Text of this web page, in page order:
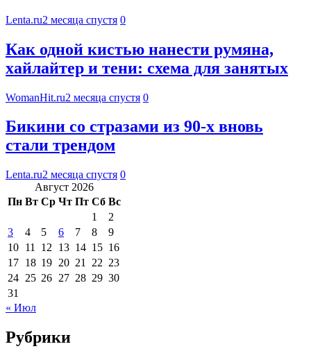
Lenta.ru2 месяца спустя 0
Как одной кистью нанести румяна,
хайлайтер и тени: схема для занятых
WomanHit.ru2 месяца спустя 0
Бикини со стразами из 90-х вновь
стали трендом
Lenta.ru2 месяца спустя 0
Август 2026
Пн Вт Ср Чт Пт Сб Вс
1
2
3
4 5 6 7 8
9
10 11 12 13 14 15 16
17 18 19 20 21 22 23
24 25 26 27 28 29 30
31
« Июл
Рубрики